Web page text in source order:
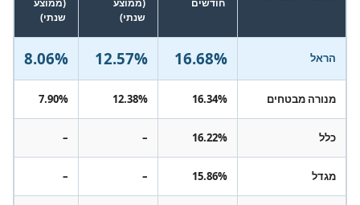
חודשים
(ממוצע
שנתי)
(ממוצע
שנתי)
הראל 16.68%
12.57%
8.06%
מנורה מבטחים 16.34%
12.38%
7.90%
כלל 16.22%
–
–
מגדל 15.86%
–
–